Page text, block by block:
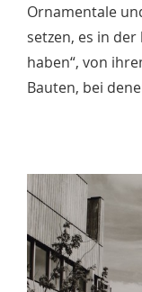
Ornamentale
setzen, es in
haben“, von
Bauten, bei